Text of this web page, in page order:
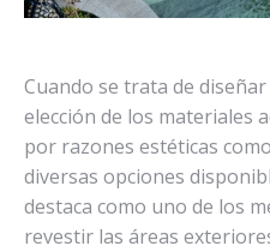
Cuando se trata de
elección de los materiales
por razones estéticas
diversas opciones
destaca como uno de los
revestir las áreas